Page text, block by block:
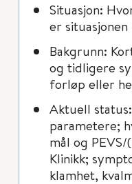
Situasjon:
er situasjonen
Bakgrunn:
og tidligere
forløp eller
Aktuell
parametere;
mål og
Klinikk;
klamhet,